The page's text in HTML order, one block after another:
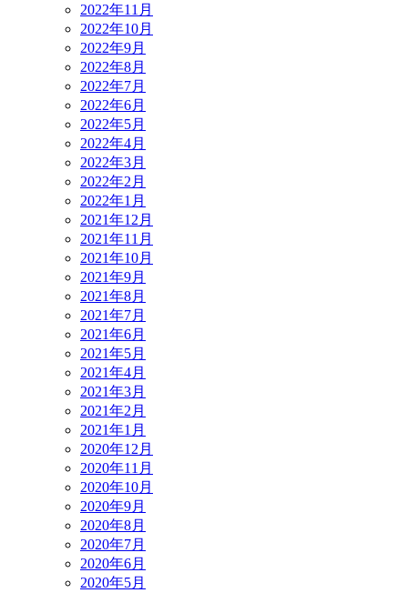
2022年11月
2022年10月
2022年9月
2022年8月
2022年7月
2022年6月
2022年5月
2022年4月
2022年3月
2022年2月
2022年1月
2021年12月
2021年11月
2021年10月
2021年9月
2021年8月
2021年7月
2021年6月
2021年5月
2021年4月
2021年3月
2021年2月
2021年1月
2020年12月
2020年11月
2020年10月
2020年9月
2020年8月
2020年7月
2020年6月
2020年5月